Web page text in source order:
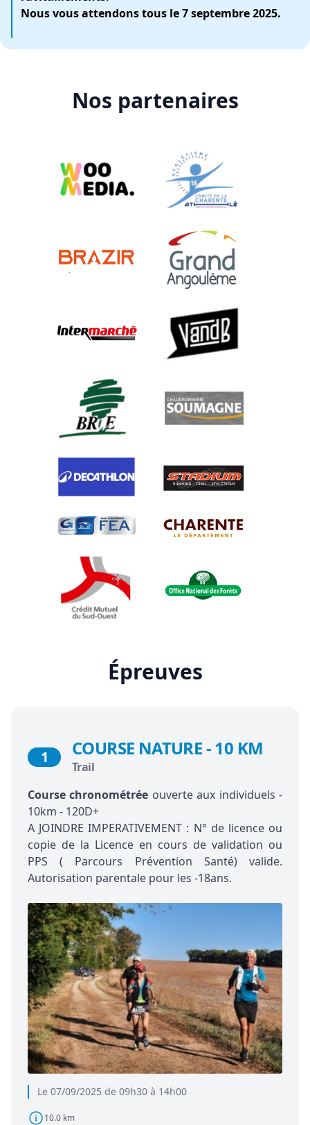
Nous vous attendons tous le 7 septembre 2025.
Nos partenaires
Épreuves
Le 07/09/2025 de 09h30 à 14h00
10.0 km
1 COURSE NATURE - 10 KM
Trail
Course chronométrée ouverte aux individuels -
10km - 120D+
A JOINDRE IMPERATIVEMENT : N° de licence ou
copie de la Licence en cours de validation ou
PPS ( Parcours Prévention Santé) valide.
Autorisation parentale pour les -18ans.